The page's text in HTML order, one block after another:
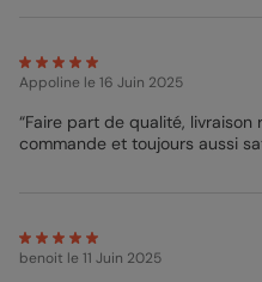
Appoline le 16 Juin 2025
“Faire part de qualité,
commande et toujours aussi
benoit le 11 Juin 2025